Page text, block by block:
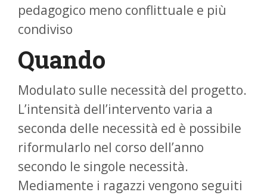
pedagogico meno conflittuale e più
condiviso
Quando
Modulato sulle necessità del progetto.
L’intensità dell’intervento varia a
seconda delle necessità ed è possibile
riformularlo nel corso dell’anno
secondo le singole necessità.
Mediamente i ragazzi vengono seguiti